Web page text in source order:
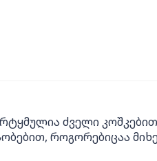
ძველი
როგორებიცაა